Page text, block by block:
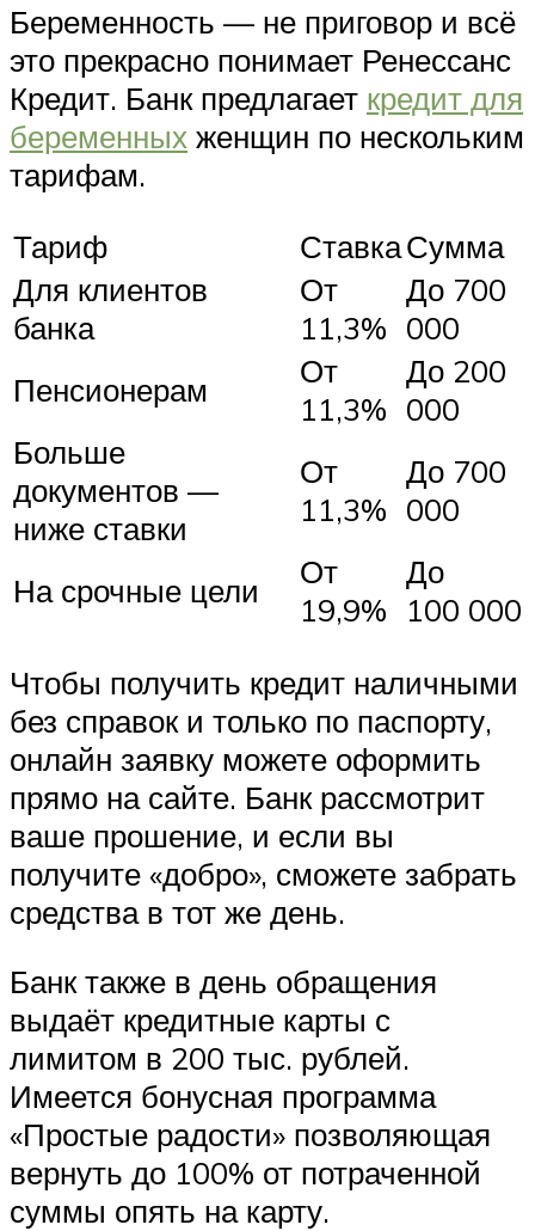
Беременность — не приговор и всё
это прекрасно понимает Ренессанс
Кредит. Банк предлагает кредит для
беременных женщин по нескольким
тарифам.
Тариф
СтавкаСумма
Для клиентов
банка
От
11,3%
До 700
000
Пенсионерам
От
11,3%
До 200
000
Больше
документов —
ниже ставки
От
11,3%
До 700
000
На срочные цели
От
19,9%
До
100 000
Чтобы получить кредит наличными
без справок и только по паспорту,
онлайн заявку можете оформить
прямо на сайте. Банк рассмотрит
ваше прошение, и если вы
получите «добро», сможете забрать
средства в тот же день.
Банк также в день обращения
выдаёт кредитные карты с
лимитом в 200 тыс. рублей.
Имеется бонусная программа
«Простые радости» позволяющая
вернуть до 100% от потраченной
суммы опять на карту.